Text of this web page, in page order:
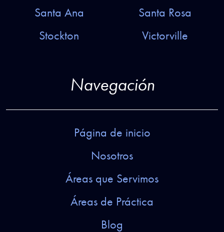
Santa Ana
Santa Rosa
Stockton
Victorville
Navegación
Página de inicio
Nosotros
Áreas que Servimos
Áreas de Práctica
Blog